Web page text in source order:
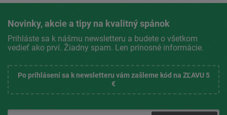
Novinky, akcie a tipy na kvalitný spánok
Prihláste sa k nášmu newsletteru a budete o všetkom
vedieť ako prví. Žiadny spam. Len prínosné informácie.
Po prihlásení sa k newsletteru vám zašleme kód na ZĽAVU 5
€